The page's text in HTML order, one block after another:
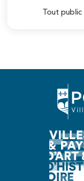
Tout public